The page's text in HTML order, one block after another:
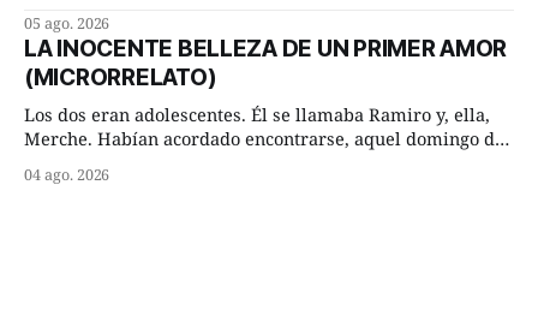
remolachas, Manuel? —quiso saber uno. —Eso acabo de
hacer, Paco. ¿Cómo va ese maíz tuyo? --se interesó el otro.
—De momento mejor
05 ago. 2026
LA INOCENTE BELLEZA DE UN PRIMER AMOR
(MICRORRELATO)
Los dos eran adolescentes. Él se llamaba Ramiro y, ella,
Merche. Habían acordado encontrarse, aquel domingo de
lugar del río que debía este nombre a la pronunciada
04 ago. 2026